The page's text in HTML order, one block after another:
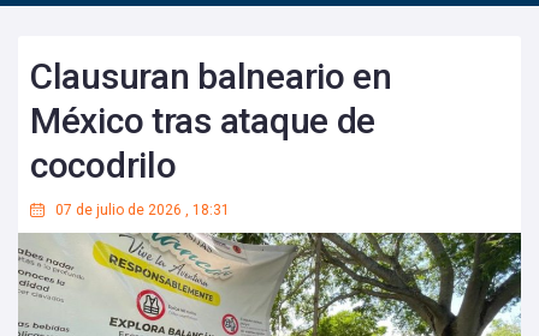
Clausuran balneario en
México tras ataque de
cocodrilo
07 de julio de 2026 , 18:31